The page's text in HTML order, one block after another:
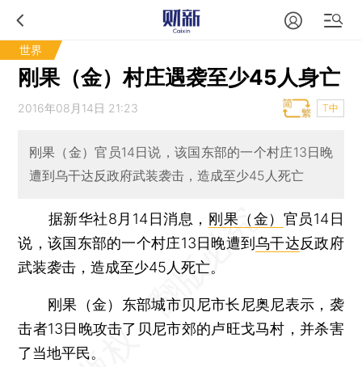
世界
刚果（金）村庄遇袭至少45人身亡
2016年08月14日 21:23 T中
刚果（金）官员14日说，该国东部的一个村庄13日晚
遭到乌干达反政府武装袭击，造成至少45人死亡
据新华社8月14日消息， 刚果（金） 官员14日
说，该国东部的一个村庄13日晚遭到乌干达反政府
武装袭击，造成至少45人死亡。
刚果（金）东部城市贝尼市长尼奥尼表示，袭
击者13日晚攻击了贝尼市郊的卢旺戈马村，并杀害
了当地平民。